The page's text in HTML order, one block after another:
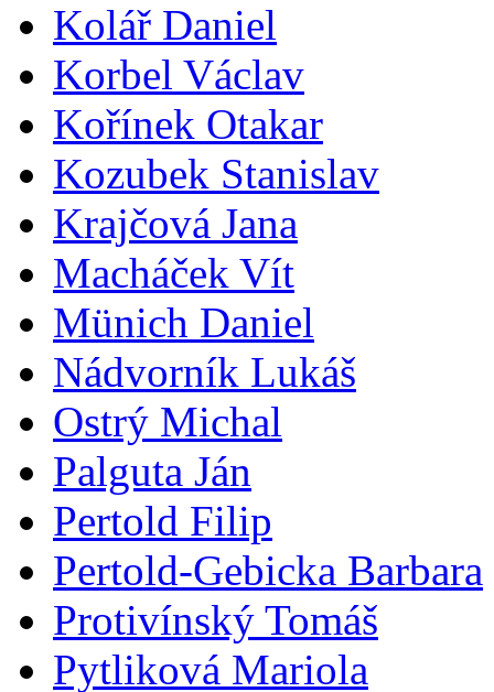
Kolář Daniel
Korbel Václav
Kořínek Otakar
Kozubek Stanislav
Krajčová Jana
Macháček Vít
Münich Daniel
Nádvorník Lukáš
Ostrý Michal
Palguta Ján
Pertold Filip
Pertold-Gebicka Barbara
Protivínský Tomáš
Pytliková Mariola